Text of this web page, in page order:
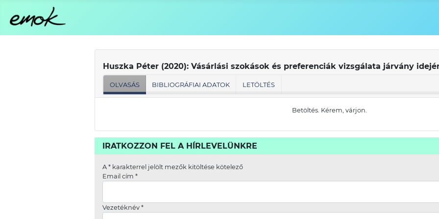
Huszka Péter (2020): Vásárlási szokások és preferenciák vizsgálata járvány
OLVASÁS BIBLIOGRÁFIAI ADATOK LETÖLTÉS
Betöltés. Kérem, várjon.
IRATKOZZON FEL A HÍRLEVELÜNKRE
A *karakterrel jelölt mezők kitöltése kötelező
Email cím *
Vezetéknév *